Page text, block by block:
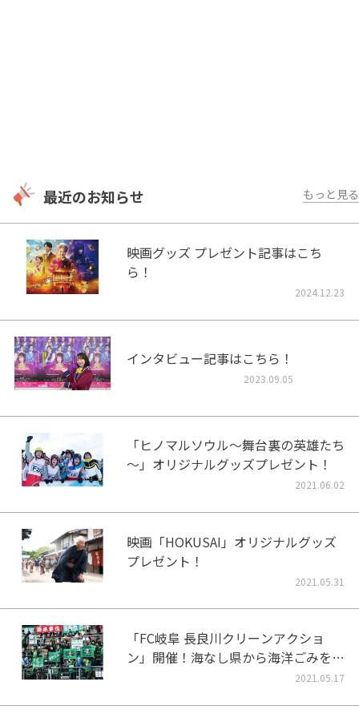
最近のお知らせ もっと見る
映画グッズ プレゼント記事はこち
ら！
2024.12.23
インタビュー記事はこちら！
2023.09.05
「ヒノマルソウル～舞台裏の英雄たち
～」オリジナルグッズプレゼント！
2021.06.02
映画「HOKUSAI」オリジナルグッズ
プレゼント！
2021.05.31
「FC岐阜 長良川クリーンアクショ
ン」開催！海なし県から海洋ごみをな
2021.05.17